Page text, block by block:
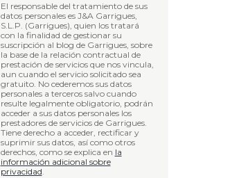
El responsable del tratamiento de sus
datos personales es J&A Garrigues,
S.L.P. (Garrigues), quien los tratará
con la finalidad de gestionar su
suscripción al blog de Garrigues, sobre
la base de la relación contractual de
prestación de servicios que nos vincula,
aun cuando el servicio solicitado sea
gratuito. No cederemos sus datos
personales a terceros salvo cuando
resulte legalmente obligatorio, podrán
acceder a sus datos personales los
prestadores de servicios de Garrigues.
Tiene derecho a acceder, rectificar y
suprimir sus datos, así como otros
derechos, como se explica en la
información adicional sobre
privacidad.